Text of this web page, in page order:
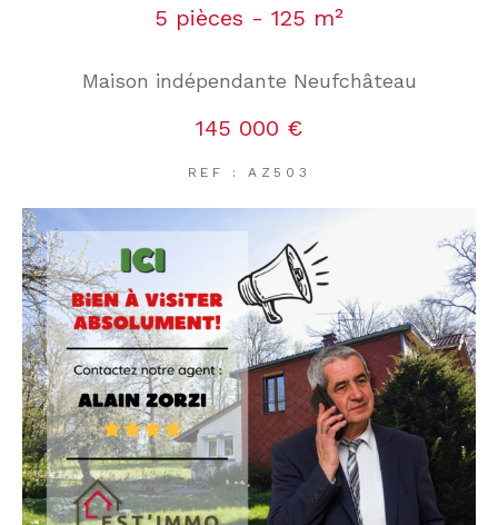
5 pièces - 125 m²
Maison indépendante Neufchâteau
145 000 €
REF : AZ503